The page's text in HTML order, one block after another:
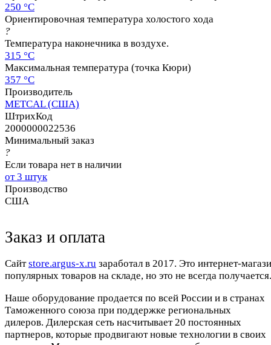
250 °C
Ориентировочная температура холостого хода
?
Температура наконечника в воздухе.
315 °C
Максимальная температура (точка Кюри)
357 °C
Производитель
METCAL (США)
ШтрихКод
2000000022536
Минимальный заказ
?
Если товара нет в наличии
от 3 штук
Производство
США
Заказ и оплата
Cайтstore.argus-x.ru заработал в 2017. Это интернет-
популярных товаров на складе, но это не всегда
Наше оборудование продается по всей России и в странах
Таможенного союза при поддержке региональных
дилеров. Дилерская сеть насчитывает 20 постоянных
партнеров, которые продвигают новые технологии в своих